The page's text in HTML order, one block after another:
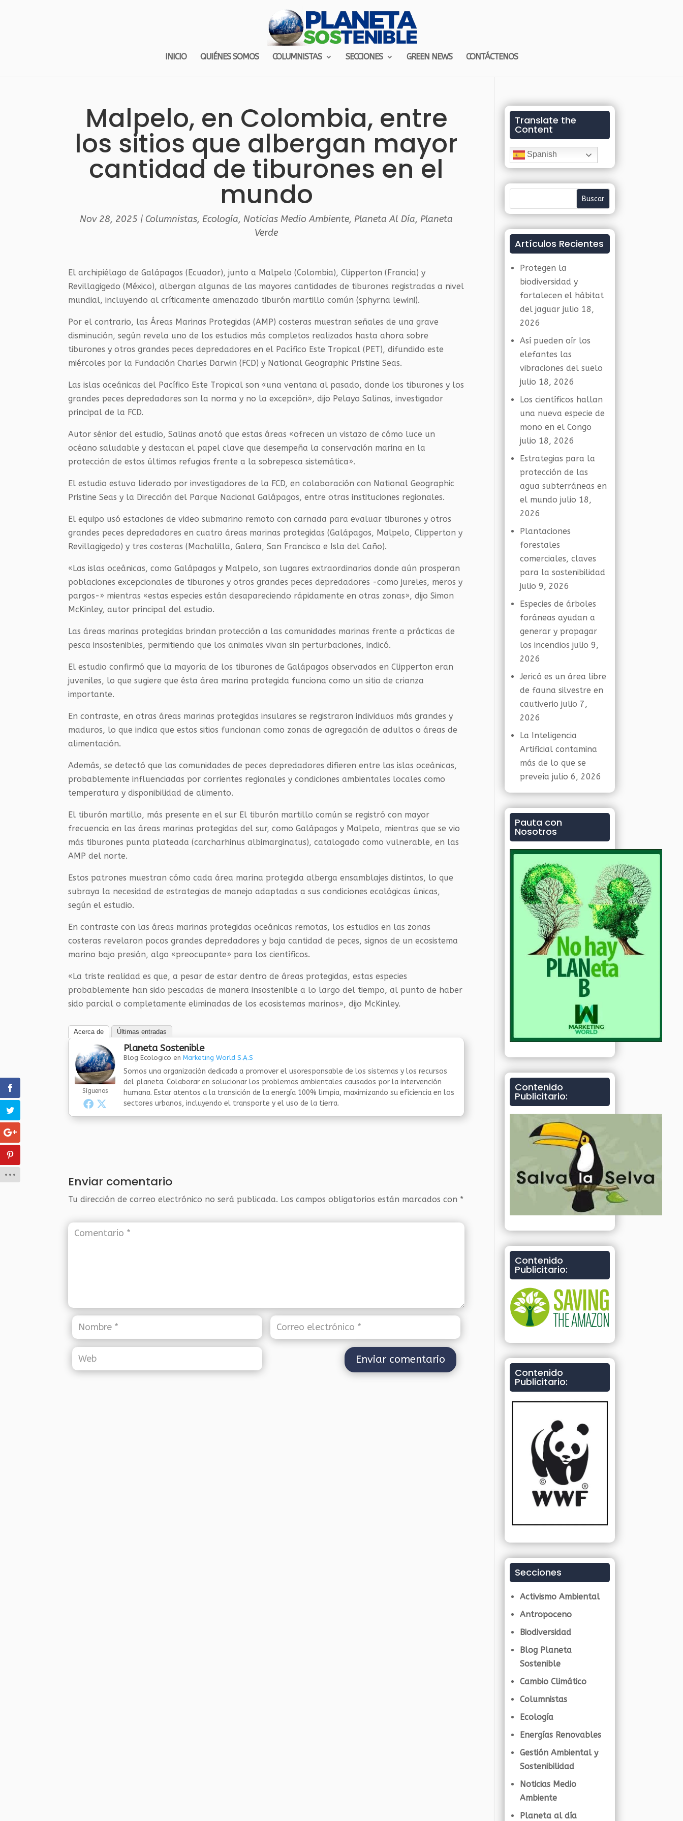
INICIO QUIÉNES SOMOS COLUMNISTAS SECCIONES GREEN NEWS CONTÁCTENOS
Malpelo, en Colombia, entre
los sitios que albergan mayor
cantidad de tiburones en el
mundo
Nov 28, 2025 | Columnistas,Ecología,Noticias Medio Ambiente,Planeta Al Día,Planeta
Verde
El archipiélago de Galápagos (Ecuador), junto a Malpelo (Colombia), Clipperton (Francia) y
Revillagigedo (México), albergan algunas de las mayores cantidades de tiburones registradas a nivel
mundial, incluyendo al críticamente amenazado tiburón martillo común (sphyrna lewini).
Por el contrario, las Áreas Marinas Protegidas (AMP) costeras muestran señales de una grave
disminución, según revela uno de los estudios más completos realizados hasta ahora sobre
tiburones y otros grandes peces depredadores en el Pacífico Este Tropical (PET), difundido este
miércoles por la Fundación Charles Darwin (FCD) y National Geographic Pristine Seas.
Las islas oceánicas del Pacífico Este Tropical son «una ventana al pasado, donde los tiburones y los
grandes peces depredadores son la norma y no la excepción», dijo Pelayo Salinas, investigador
principal de la FCD.
Autor sénior del estudio, Salinas anotó que estas áreas «ofrecen un vistazo de cómo luce un
océano saludable y destacan el papel clave que desempeña la conservación marina en la
protección de estos últimos refugios frente a la sobrepesca sistemática».
El estudio estuvo liderado por investigadores de la FCD, en colaboración con National Geographic
Pristine Seas y la Dirección del Parque Nacional Galápagos, entre otras instituciones regionales.
El equipo usó estaciones de video submarino remoto con carnada para evaluar tiburones y otros
grandes peces depredadores en cuatro áreas marinas protegidas (Galápagos, Malpelo, Clipperton y
Revillagigedo) y tres costeras (Machalilla, Galera, San Francisco e Isla del Caño).
«Las islas oceánicas, como Galápagos y Malpelo, son lugares extraordinarios donde aún prosperan
poblaciones excepcionales de tiburones y otros grandes peces depredadores -como jureles, meros y
pargos-» mientras «estas especies están desapareciendo rápidamente en otras zonas», dijo Simon
McKinley, autor principal del estudio.
Las áreas marinas protegidas brindan protección a las comunidades marinas frente a prácticas de
pesca insostenibles, permitiendo que los animales vivan sin perturbaciones, indicó.
El estudio confirmó que la mayoría de los tiburones de Galápagos observados en Clipperton eran
juveniles, lo que sugiere que ésta área marina protegida funciona como un sitio de crianza
importante.
En contraste, en otras áreas marinas protegidas insulares se registraron individuos más grandes y
maduros, lo que indica que estos sitios funcionan como zonas de agregación de adultos o áreas de
alimentación.
Además, se detectó que las comunidades de peces depredadores difieren entre las islas oceánicas,
probablemente influenciadas por corrientes regionales y condiciones ambientales locales como
temperatura y disponibilidad de alimento.
El tiburón martillo, más presente en el sur El tiburón martillo común se registró con mayor
frecuencia en las áreas marinas protegidas del sur, como Galápagos y Malpelo, mientras que se vio
más tiburones punta plateada (carcharhinus albimarginatus), catalogado como vulnerable, en las
AMP del norte.
Estos patrones muestran cómo cada área marina protegida alberga ensamblajes distintos, lo que
subraya la necesidad de estrategias de manejo adaptadas a sus condiciones ecológicas únicas,
según el estudio.
En contraste con las áreas marinas protegidas oceánicas remotas, los estudios en las zonas
costeras revelaron pocos grandes depredadores y baja cantidad de peces, signos de un ecosistema
marino bajo presión, algo «preocupante» para los científicos.
«La triste realidad es que, a pesar de estar dentro de áreas protegidas, estas especies
probablemente han sido pescadas de manera insostenible a lo largo del tiempo, al punto de haber
sido parcial o completamente eliminadas de los ecosistemas marinos», dijo McKinley.
Acerca de Últimas entradas
Síguenos
Planeta Sostenible
Blog Ecologico enMarketing World S.A.S
Somos una organización dedicada a promover el usoresponsable de los sistemas y los recursos
del planeta. Colaborar en solucionar los problemas ambientales causados por la intervención
humana. Estar atentos a la transición de la energía 100% limpia, maximizando su eficiencia en los
sectores urbanos, incluyendo el transporte y el uso de la tierra.
Enviar comentario
Tu dirección de correo electrónico no será publicada. Los campos obligatorios están marcados con *
Translate the
Content
Spanish
Artículos Recientes
Protegen la
biodiversidad y
fortalecen el hábitat
del jaguar julio 18,
2026
Así pueden oír los
elefantes las
vibraciones del suelo
julio 18, 2026
Los científicos hallan
una nueva especie de
mono en el Congo
julio 18, 2026
Estrategias para la
protección de las
agua subterráneas en
el mundo julio 18,
2026
Plantaciones
forestales
comerciales, claves
para la sostenibilidad
julio 9, 2026
Especies de árboles
foráneas ayudan a
generar y propagar
los incendios julio 9,
2026
Jericó es un área libre
de fauna silvestre en
cautiverio julio 7,
2026
La Inteligencia
Artificial contamina
más de lo que se
preveía julio 6, 2026
Pauta con
Nosotros
Contenido
Publicitario:
Contenido
Publicitario:
Contenido
Publicitario:
Secciones
Activismo Ambiental
Antropoceno
Biodiversidad
Blog Planeta
Sostenible
Cambio Climático
Columnistas
Ecología
Energías Renovables
Gestión Ambiental y
Sostenibilidad
Noticias Medio
Ambiente
Planeta al día